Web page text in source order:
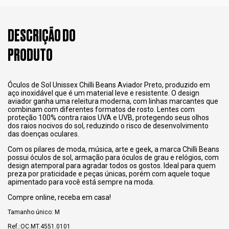
DESCRIÇÃO DO
PRODUTO
Óculos de Sol Unissex Chilli Beans Aviador Preto, produzido em
aço inoxidável que é um material leve e resistente. O design
aviador ganha uma releitura moderna, com linhas marcantes que
combinam com diferentes formatos de rosto. Lentes com
proteção 100% contra raios UVA e UVB, protegendo seus olhos
dos raios nocivos do sol, reduzindo o risco de desenvolvimento
das doenças oculares.
Com os pilares de moda, música, arte e geek, a marca Chilli Beans
possui óculos de sol, armação para óculos de grau e relógios, com
design atemporal para agradar todos os gostos. Ideal para quem
preza por praticidade e peças únicas, porém com aquele toque
apimentado para você está sempre na moda.
Compre online, receba em casa!
Tamanho único: M
Ref.:OC.MT.4551.0101